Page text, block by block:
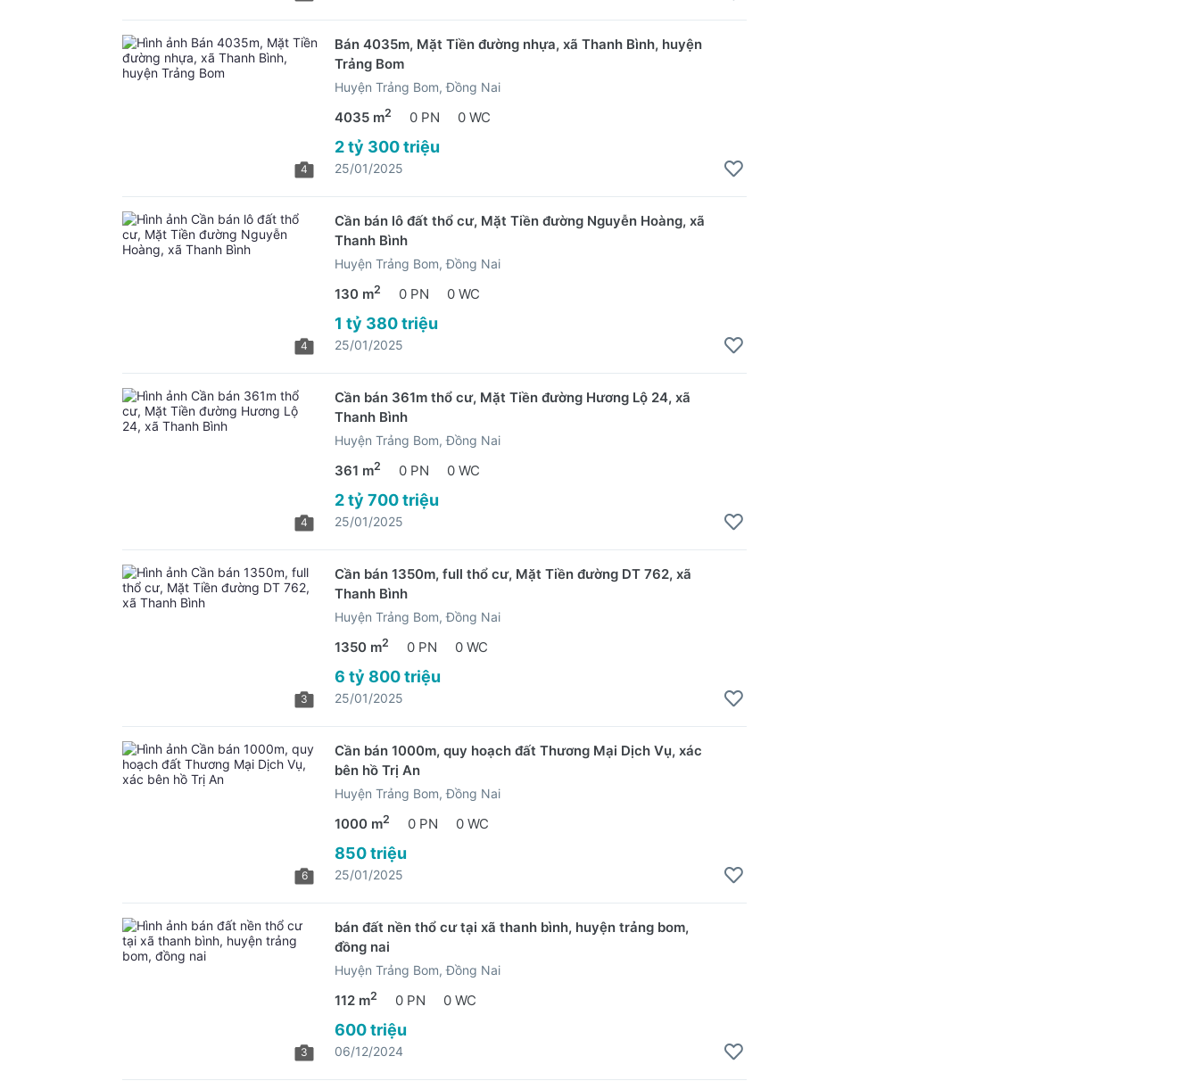
4
Bán 4035m, Mặt Tiền đường nhựa, xã Thanh Bình, huyện
Trảng Bom
Huyện Trảng Bom, Đồng Nai
4035 m2 0 PN 0 WC
2 tỷ 300 triệu
25/01/2025
4
Cần bán lô đất thổ cư, Mặt Tiền đường Nguyễn Hoàng, xã
Thanh Bình
Huyện Trảng Bom, Đồng Nai
130 m2 0 PN 0 WC
1 tỷ 380 triệu
25/01/2025
4
Cần bán 361m thổ cư, Mặt Tiền đường Hương Lộ 24, xã
Thanh Bình
Huyện Trảng Bom, Đồng Nai
361 m2 0 PN 0 WC
2 tỷ 700 triệu
25/01/2025
3
Cần bán 1350m, full thổ cư, Mặt Tiền đường DT 762, xã
Thanh Bình
Huyện Trảng Bom, Đồng Nai
1350 m2 0 PN 0 WC
6 tỷ 800 triệu
25/01/2025
6
Cần bán 1000m, quy hoạch đất Thương Mại Dịch Vụ, xác
bên hồ Trị An
Huyện Trảng Bom, Đồng Nai
1000 m2 0 PN 0 WC
850 triệu
25/01/2025
3
bán đất nền thổ cư tại xã thanh bình, huyện trảng bom,
đồng nai
Huyện Trảng Bom, Đồng Nai
112 m2 0 PN 0 WC
600 triệu
06/12/2024